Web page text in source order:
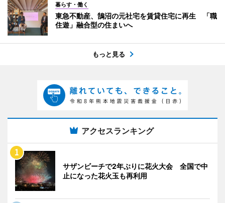
暮らす・働く
東急不動産、鵠沼の元社宅を賃貸住宅に再生 「職
住遊」融合型の住まいへ
もっと見る
アクセスランキング
サザンビーチで2年ぶりに花火大会 全国で中
止になった花火玉も再利用